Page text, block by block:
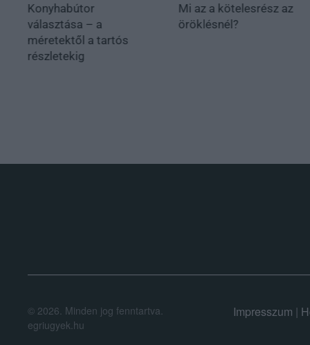
Konyhabútor
választása – a
méretektől a tartós
részletekig
Mi az a kötelesrész az
öröklésnél?
© 2026. Minden jog fenntartva.
egriugyek.hu
Impresszum |